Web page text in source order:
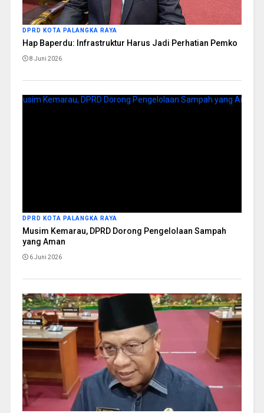
DPRD KOTA PALANGKA RAYA
Hap Baperdu: Infrastruktur Harus Jadi Perhatian Pemko
8 Juni 2026
DPRD KOTA PALANGKA RAYA
Musim Kemarau, DPRD Dorong Pengelolaan Sampah
yang Aman
6 Juni 2026